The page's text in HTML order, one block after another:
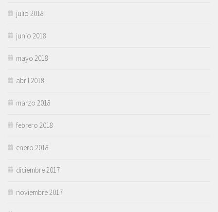
julio 2018
junio 2018
mayo 2018
abril 2018
marzo 2018
febrero 2018
enero 2018
diciembre 2017
noviembre 2017